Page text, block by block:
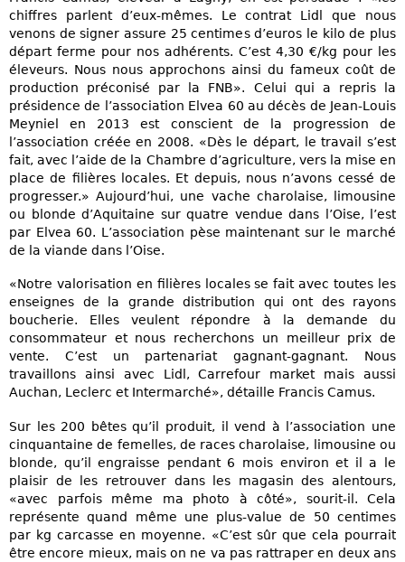
chiffres parlent d’eux-mêmes. Le contrat Lidl que nous
venons de signer assure 25 centimes d’euros le kilo de plus
départ ferme pour nos adhérents. C’est 4,30 €/kg pour les
éleveurs. Nous nous approchons ainsi du fameux coût de
production préconisé par la FNB». Celui qui a repris la
présidence de l’association Elvea 60 au décès de Jean-Louis
Meyniel en 2013 est conscient de la progression de
l’association créée en 2008. «Dès le départ, le travail s’est
fait, avec l’aide de la Chambre d’agriculture, vers la mise en
place de filières locales. Et depuis, nous n’avons cessé de
progresser.» Aujourd’hui, une vache charolaise, limousine
ou blonde d’Aquitaine sur quatre vendue dans l’Oise, l’est
par Elvea 60. L’association pèse maintenant sur le marché
de la viande dans l’Oise.
«Notre valorisation en filières locales se fait avec toutes les
enseignes de la grande distribution qui ont des rayons
boucherie. Elles veulent répondre à la demande du
consommateur et nous recherchons un meilleur prix de
vente. C’est un partenariat gagnant-gagnant. Nous
travaillons ainsi avec Lidl, Carrefour market mais aussi
Auchan, Leclerc et Intermarché», détaille Francis Camus.
Sur les 200 bêtes qu’il produit, il vend à l’association une
cinquantaine de femelles, de races charolaise, limousine ou
blonde, qu’il engraisse pendant 6 mois environ et il a le
plaisir de les retrouver dans les magasin des alentours,
«avec parfois même ma photo à côté», sourit-il. Cela
représente quand même une plus-value de 50 centimes
par kg carcasse en moyenne. «C’est sûr que cela pourrait
être encore mieux, mais on ne va pas rattraper en deux ans